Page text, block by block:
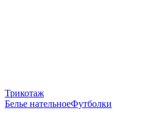
Трикотаж
Белье нательноеФутболки